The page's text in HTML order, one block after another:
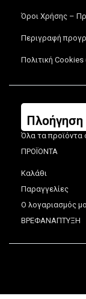
Όροι Χρήσης –
Περιγραφή
Πολιτική Cookies
Πλοήγηση
Όλα τα
ΠΡΟΪΟΝΤΑ
Καλάθι
Παραγγελίες
Ο λογαριασμός
ΒΡΕΦΑΝΑΠΤΥΞΗ